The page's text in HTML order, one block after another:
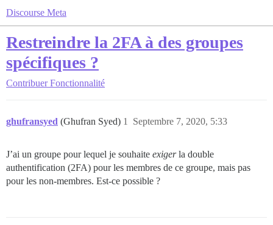
Discourse Meta
Restreindre la 2FA à des groupes
spécifiques ?
Contribuer Fonctionnalité
ghufransyed (Ghufran Syed) Septembre 7, 2020, 5:33
1
J’ai un groupe pour lequel je souhaite exigerla double
authentification (2FA) pour les membres de ce groupe, mais pas
pour les non-membres. Est-ce possible ?